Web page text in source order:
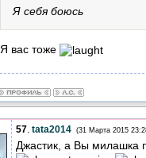
Я себя боюсь
Я вас тоже
57. tata2014 (31 Марта 2015
Джастик, а Вы милашка